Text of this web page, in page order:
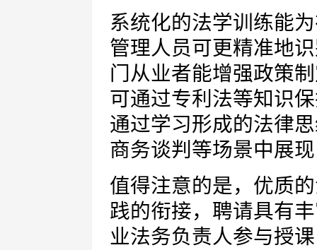
系统化的法学训练能
管理人员可更精准地
门从业者能增强政策
可通过专利法等知识
通过学习形成的法律
商务谈判等场景中展
值得注意的是，优质
践的衔接，聘请具有
业法务负责人参与授